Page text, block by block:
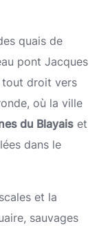
quais de
pont Jacques
tout droit vers
où la ville
du Blayais et
dans le
et la
sauvages